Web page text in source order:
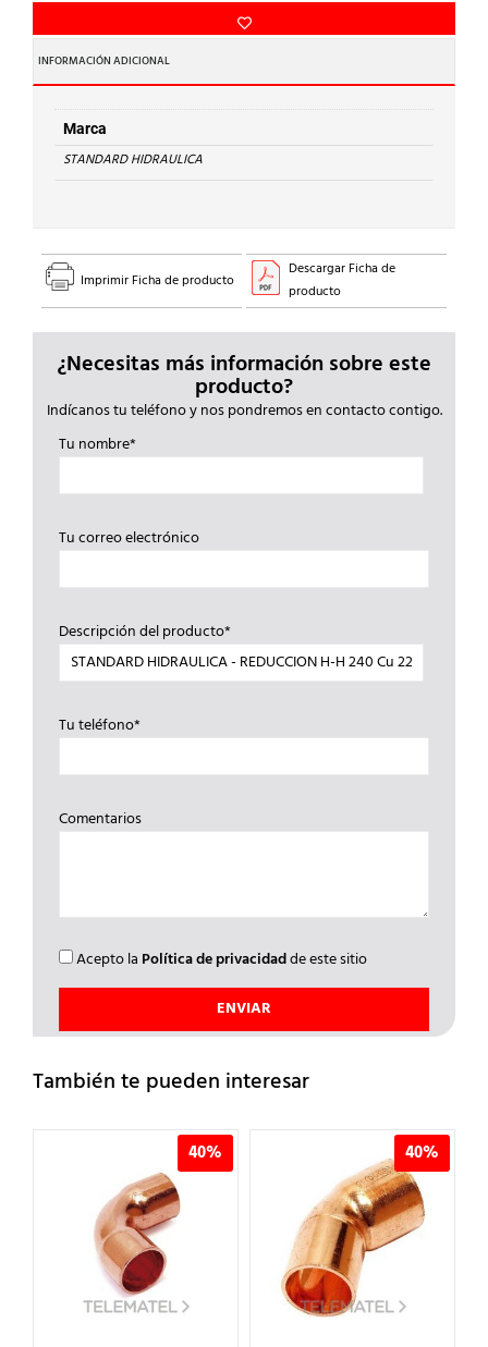
REDUCCION
H-
H
240
Cu
22-
18
INFORMACIÓN ADICIONAL
Marca
STANDARD HIDRAULICA
Imprimir Ficha de producto
Descargar Ficha de
producto
¿Necesitas más información sobre este
producto?
Indícanos tu teléfono y nos pondremos en contacto contigo.
Tu nombre*
Tu correo electrónico
Descripción del producto*
Tu teléfono*
Comentarios
Acepto la Política de privacidadde este sitio
También te pueden interesar
40% 40%